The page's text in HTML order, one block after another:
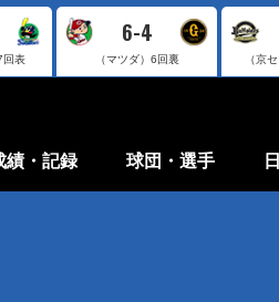
回表
6-4
（マツダ） 6回裏 （京
績・記録 球団・選手